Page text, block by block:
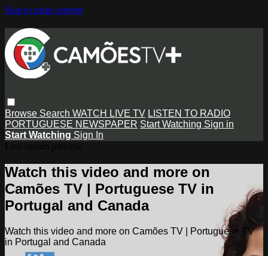
Skip to main content
Browse Search WATCH LIVE TV LISTEN TO RADIO
PORTUGUESE NEWSPAPER Start Watching Sign in
Start Watching Sign In
Watch this video and more on
Camões TV | Portuguese TV in
Portugal and Canada
Watch this video and more on Camões TV | Portuguese TV
in Portugal and Canada